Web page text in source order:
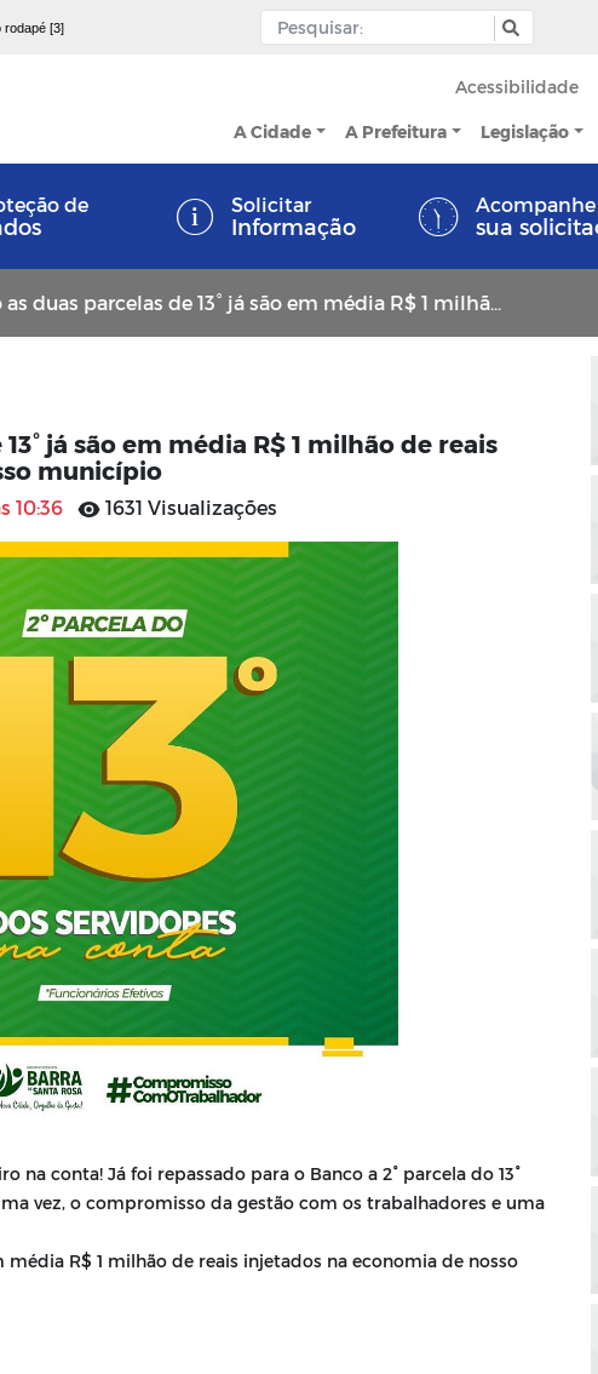
rodapé [3]
Acessibilidade
A Cidade A Prefeitura Legislação
de Solicitar
Informação
Acompanhe
sua
de 13° já são em média R$ 1 milhão de reais injetados na economia de nosso município
já são em média R$ 1 milhão de reais
município
10:36 1631 Visualizações
na conta! Já foi repassado para o Banco a 2° parcela do 13°
vez, o compromisso da gestão com os trabalhadores e uma
média R$ 1 milhão de reais injetados na economia de nosso